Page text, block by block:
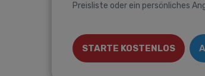
Preisliste oder ein persönliches
STARTE KOSTENLOS